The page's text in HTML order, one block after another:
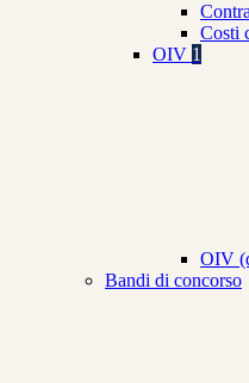
Costi
OIV 1
OIV
Bandi di concorso